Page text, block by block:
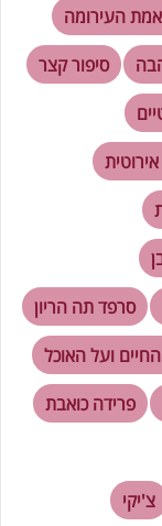
העירומה
סיפור קצר
סרפד תה הריון
ועל האוכל
פרידה כואבת
צ'יקי